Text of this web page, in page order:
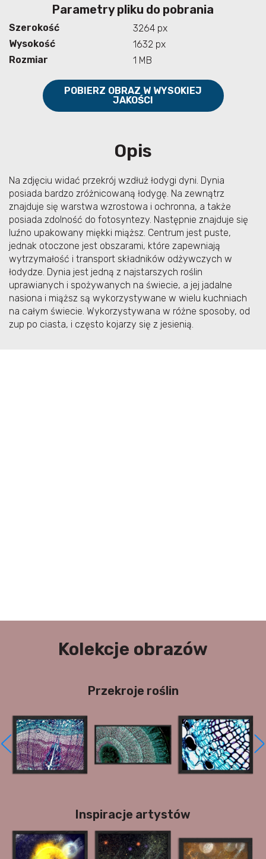
Parametry pliku do pobrania
Szerokość
3264 px
Wysokość
1632 px
Rozmiar
1 MB
POBIERZ OBRAZ W WYSOKIEJ
JAKOŚCI
Opis
Na zdjęciu widać przekrój wzdłuż łodygi dyni. Dynia
posiada bardzo zróżnicowaną łodygę. Na zewnątrz
znajduje się warstwa wzrostowa i ochronna, a także
posiada zdolność do fotosyntezy. Następnie znajduje się
luźno upakowany miękki miąższ. Centrum jest puste,
jednak otoczone jest obszarami, które zapewniają
wytrzymałość i transport składników odżywczych w
łodydze. Dynia jest jedną z najstarszych roślin
uprawianych i spożywanych na świecie, a jej jadalne
nasiona i miąższ są wykorzystywane w wielu kuchniach
na całym świecie. Wykorzystywana w różne sposoby, od
zup po ciasta, i często kojarzy się z jesienią.
Kolekcje obrazów
Przekroje roślin
Inspiracje artystów